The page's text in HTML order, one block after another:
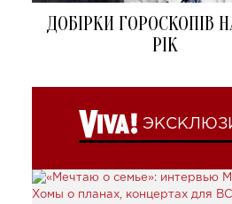
ДОБІРКИ ГОРОСКОПІВ
РІК